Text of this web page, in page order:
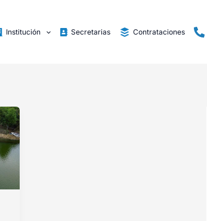
Institución Secretarias Contrataciones